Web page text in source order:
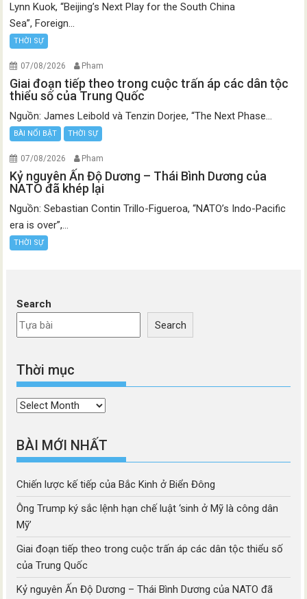
Lynn Kuok, “Beijing’s Next Play for the South China
Sea”, Foreign...
THỜI SỰ
07/08/2026 Pham
Giai đoạn tiếp theo trong cuộc trấn áp các dân tộc
thiểu số của Trung Quốc
Nguồn: James Leibold và Tenzin Dorjee, “The Next Phase...
BÀI NỔI BẬT THỜI SỰ
07/08/2026 Pham
Kỷ nguyên Ấn Độ Dương – Thái Bình Dương của
NATO đã khép lại
Nguồn: Sebastian Contin Trillo-Figueroa, “NATO’s Indo-Pacific
era is over”,...
THỜI SỰ
Search
Search
Thời mục
Thời
BÀI MỚI NHẤT
Chiến lược kế tiếp của Bắc Kinh ở Biển Đông
Ông Trump ký sắc lệnh hạn chế luật ‘sinh ở Mỹ là công dân
Mỹ’
Giai đoạn tiếp theo trong cuộc trấn áp các dân tộc thiểu số
của Trung Quốc
Kỷ nguyên Ấn Độ Dương – Thái Bình Dương của NATO đã